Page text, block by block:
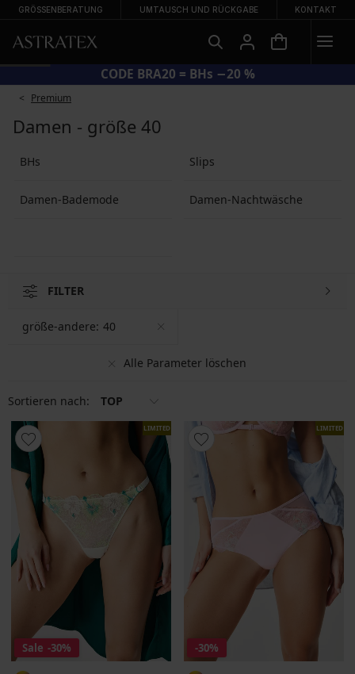
GRÖSSENBERATUNG UMTAUSCH UND RÜCKGABE KONTAKT
CODE BRA20 = BHs −20 %
Premium
Damen - größe 40
BHs Slips
Damen-Bademode Damen-Nachtwäsche
FILTER
Alle Parameter löschen
größe-andere: 40
Sortieren nach: TOP
LIMITED
Sale -30%
LIMITED
-30%